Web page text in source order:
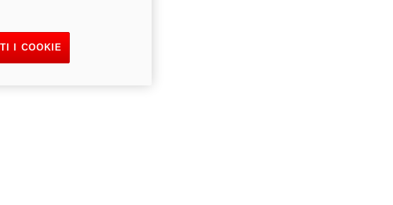
I COOKIE